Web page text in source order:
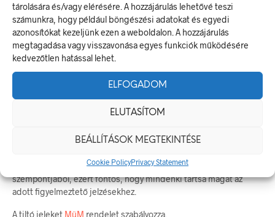
tárolására és/vagy elérésére. A hozzájárulás lehetővé teszi
számunkra, hogy például böngészési adatokat és egyedi
azonosítókat kezeljünk ezen a weboldalon. A hozzájárulás
megtagadása vagy visszavonása egyes funkciók működésére
kedvezőtlen hatással lehet.
ELFOGADOM
ELUTASÍTOM
BEÁLLÍTÁSOK MEGTEKINTÉSE
Cookie PolicyPrivacy Statement
figyelmeztető táblák olyan jelzések, amelyek az embereket
figyelmeztetik a potenciális veszélyekre és biztonsági
szempontokra. Ezek a táblák gyakran használatosak az
épületekben, a közterületeken, az ipari létesítményekben és az
rendkívül fontos a biztonságos környezet
fenntartásában. Tudni kell, hogyan kell azokat helyesen
felhasználni és értelmezni, hogy biztonságosabbá tegyük a
tábla feladata, hogy időben és hatékonyan felhívja a figyelmet a
figyelmeztető táblákfontosak lehetnek az egészség és biztonság
szempontjából, ezért fontos, hogy mindenki tartsa magát az
adott figyelmeztető jelzésekhez.
A tiltó jeleket MüM rendelet szabályozza.